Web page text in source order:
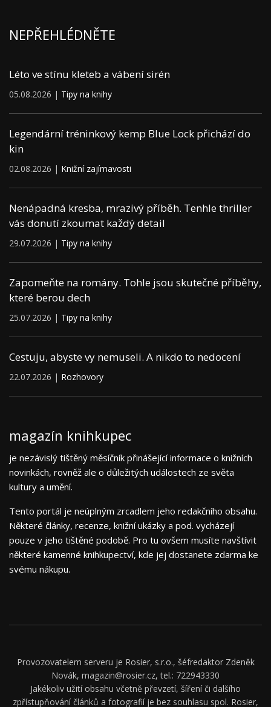
NEPŘEHLÉDNĚTE
Léto ve stínu kleteb a vábení sirén
05.08.2026 | Tipy na knihy
Legendární tréninkový kemp Blue Lock přichází do
kin
02.08.2026 | Knižní zajímavosti
Nenápadná kresba, mrazivý příběh. Tenhle thriller
vás donutí zkoumat každý detail
29.07.2026 | Tipy na knihy
Zapomeňte na romány. Tohle jsou skutečné příběhy,
které berou dech
25.07.2026 | Tipy na knihy
Cestuju, abyste vy nemuseli. A nikdo to nedocení
22.07.2026 | Rozhovory
magazín knihkupec
je nezávislý tištěný měsíčník přinášející informace o knižních
novinkách, rovněž ale o důležitých událostech ze světa
kultury a umění.
Tento portál je neúplným zrcadlem jeho redakčního obsahu.
Některé články, recenze, knižní ukázky a pod. vycházejí
pouze v jeho tištěné podobě. Pro tu ovšem musíte navštívit
některé kamenné knihkupectví, kde jej dostanete zdarma ke
svému nákupu.
Provozovatelem serveru je Rosier, s.r.o., šéfredaktor Zdeněk
Novák, magazin@rosier.cz, tel.: 722943330
Jakékoliv užití obsahu včetně převzetí, šíření či dalšího
zpřístupňování článků a fotografií je bez souhlasu spol. Rosier,